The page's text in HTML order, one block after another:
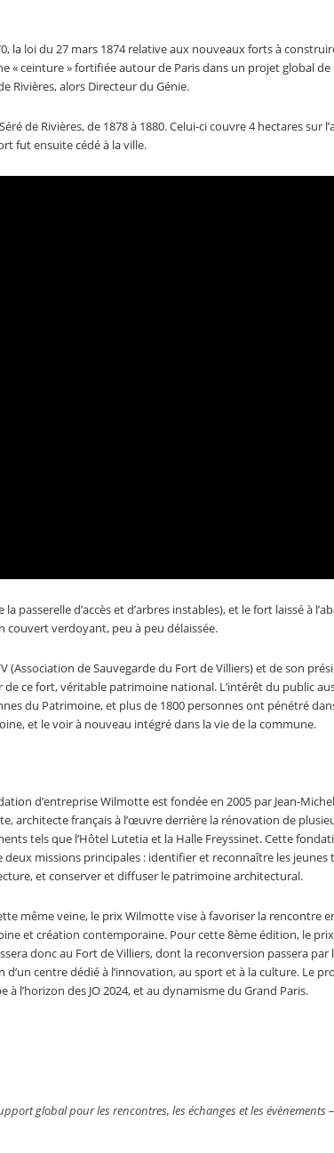
la loi du 27 mars 1874 relative aux nouveaux forts à
« ceinture » fortifiée autour de Paris dans un projet global de
Rivières, alors Directeur du Génie.
de Rivières, de 1878 à 1880. Celui-ci couvre 4 hectares sur
fut ensuite cédé à la ville.
passerelle d’accès et d’arbres instables), et le fort laissé à
verdoyant, peu à peu délaissée.
(Association de Sauvegarde du Fort de Villiers) et de son
ce fort, véritable patrimoine national. L’intérêt du public
du Patrimoine, et plus de 1800 personnes ont pénétré
et le voir à nouveau intégré dans la vie de la commune.
d’entreprise Wilmotte est fondée en 2005 par Jean-Michel
architecte français à l’œuvre derrière la rénovation de
tels que l’Hôtel Lutetia et la Halle Freyssinet. Cette
deux missions principales : identifier et reconnaître les jeunes
et conserver et diffuser le patrimoine architectural.
même veine, le prix Wilmotte vise à favoriser la rencontre
et création contemporaine. Pour cette 8ème édition, le prix
donc au Fort de Villiers, dont la reconversion passera par
d’un centre dédié à l’innovation, au sport et à la culture. Le
à l’horizon des JO 2024, et au dynamisme du Grand Paris.
global pour les rencontres, les échanges et les évènements –